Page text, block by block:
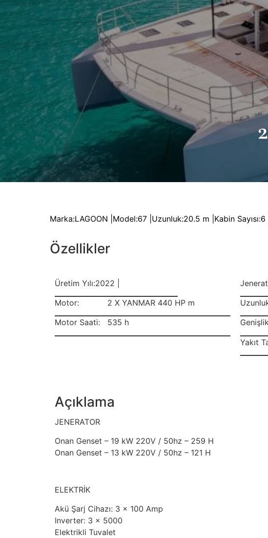
Marka:LAGOON | Model:67 | Uzunluk:20.5 m | Kabin Sayısı:6 |
Özellikler
Üretim Yılı:2022 |
Motor: 2 X YANMAR 440 HP m
Motor Saati: 535 h
Yakıt
Açıklama
JENERATOR
Onan Genset – 19 kW 220V / 50hz – 259 H
Onan Genset – 13 kW 220V / 50hz – 121 H
ELEKTRİK
Akü Şarj Cihazı: 3 x 100 Amp
Inverter: 3 x 5000
Elektrikli Tuvalet